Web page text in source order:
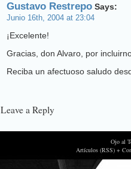
Gustavo Restrepo Says:
Junio 16th, 2004 at 23:04
¡Excelente!
Gracias, don Alvaro, por
Reciba un afectuoso saludo
Leave a Reply
Ojo al
Artículos (RSS) +